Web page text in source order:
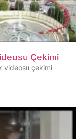
Çekimi
videosu çekimi